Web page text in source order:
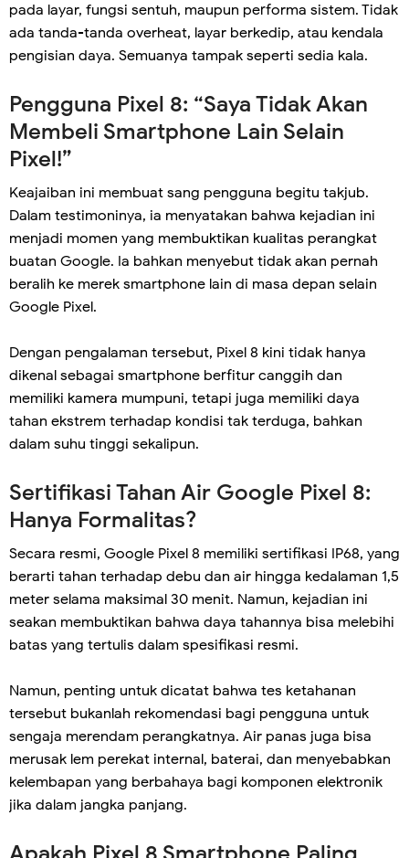
pada layar, fungsi sentuh, maupun performa sistem. Tidak
ada tanda-tanda overheat, layar berkedip, atau kendala
pengisian daya. Semuanya tampak seperti sedia kala.
Pengguna Pixel 8: “Saya Tidak Akan
Membeli Smartphone Lain Selain
Pixel!”
Keajaiban ini membuat sang pengguna begitu takjub.
Dalam testimoninya, ia menyatakan bahwa kejadian ini
menjadi momen yang membuktikan kualitas perangkat
buatan Google. Ia bahkan menyebut tidak akan pernah
beralih ke merek smartphone lain di masa depan selain
Google Pixel.
Dengan pengalaman tersebut, Pixel 8 kini tidak hanya
dikenal sebagai smartphone berfitur canggih dan
memiliki kamera mumpuni, tetapi juga memiliki daya
tahan ekstrem terhadap kondisi tak terduga, bahkan
dalam suhu tinggi sekalipun.
Sertifikasi Tahan Air Google Pixel 8:
Hanya Formalitas?
Secara resmi, Google Pixel 8 memiliki sertifikasi IP68, yang
berarti tahan terhadap debu dan air hingga kedalaman 1,5
meter selama maksimal 30 menit. Namun, kejadian ini
seakan membuktikan bahwa daya tahannya bisa melebihi
batas yang tertulis dalam spesifikasi resmi.
Namun, penting untuk dicatat bahwa tes ketahanan
tersebut bukanlah rekomendasi bagi pengguna untuk
sengaja merendam perangkatnya. Air panas juga bisa
merusak lem perekat internal, baterai, dan menyebabkan
kelembapan yang berbahaya bagi komponen elektronik
jika dalam jangka panjang.